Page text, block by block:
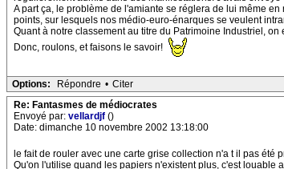
A part ça, le problème de l'amiante se réglera de lui même
points, sur lesquels nos médio-euro-énarques se veulent
Quant à notre classement au titre du Patrimoine Industriel,
Donc, roulons, et faisons le savoir!
Options: Répondre • Citer
Re: Fantasmes de médiocrates
Envoyé par: vellardjf ()
Date: dimanche 10 novembre 2002 13:18:00
le fait de rouler avec une carte grise collection n'a t il pas été
Qu'on l'utilise quand les papiers n'existent plus, c'est louable